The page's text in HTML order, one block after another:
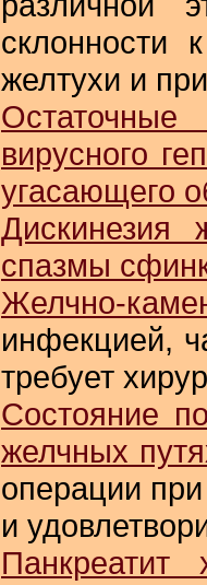
склонности
желтухи и
вирусного
угасающего
Дискинезия
спазмы
Желчно-
инфекцией,
требует
Состояние
желчных
операции
и
Панкреатит